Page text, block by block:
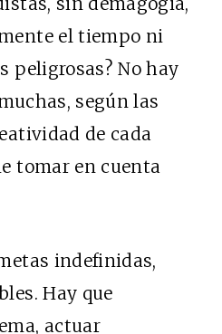
el tiempo ni
peligrosas? No hay
según las
de cada
tomar en cuenta
indefinidas,
Hay que
actuar